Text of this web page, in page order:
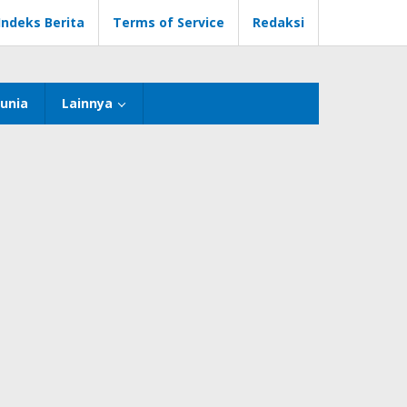
Berita Terms of Service Redaksi
Lainnya